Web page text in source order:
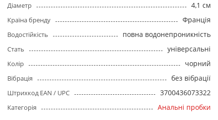
Діаметр 4,1 см
Країна бренду Франція
Водостійкість повна водонепроникність
Стать універсальні
Колір чорний
Вібрація без вібрації
Штрихкод EAN / UPC 3700436073322
Категорія Анальні пробки